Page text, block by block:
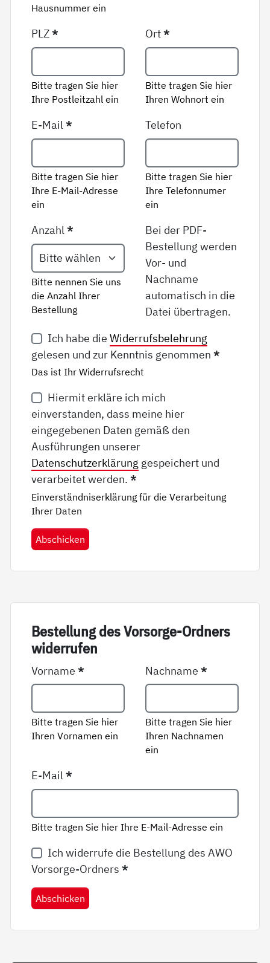
Hausnummer ein
PLZ*
Bitte tragen Sie hier
Ihre Postleitzahl ein
Ort*
Bitte tragen Sie hier
Ihren Wohnort ein
E-Mail*
Bitte tragen Sie hier
Ihre E-Mail-Adresse
ein
Telefon
Bitte tragen Sie hier
Ihre Telefonnumer
ein
Anzahl*
Bitte nennen Sie uns
die Anzahl Ihrer
Bestellung
Bei der PDF-
Bestellung werden
Vor- und
Nachname
automatisch in die
Datei übertragen.
Ich habe die Widerrufsbelehrung
gelesen und zur Kenntnis genommen*
Das ist Ihr Widerrufsrecht
Hiermit erkläre ich mich
einverstanden, dass meine hier
eingegebenen Daten gemäß den
Ausführungen unserer
Datenschutzerklärung gespeichert und
verarbeitet werden.*
Einverständniserklärung für die Verarbeitung
Ihrer Daten
Abschicken
Be­stel­lung des Vor­sor­ge-Ord­ners
wi­der­ru­fen
Vorname*
Bitte tragen Sie hier
Ihren Vornamen ein
Nachname*
Bitte tragen Sie hier
Ihren Nachnamen
ein
E-Mail*
Bitte tragen Sie hier Ihre E-Mail-Adresse ein
Ich widerrufe die Bestellung des AWO
Vorsorge-Ordners*
Abschicken